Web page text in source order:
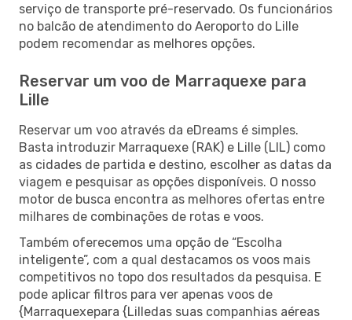
serviço de transporte pré-reservado. Os funcionários
no balcão de atendimento do Aeroporto do Lille
podem recomendar as melhores opções.
Reservar um voo de Marraquexe para
Lille
Reservar um voo através da eDreams é simples.
Basta introduzir Marraquexe (RAK) e Lille (LIL) como
as cidades de partida e destino, escolher as datas da
viagem e pesquisar as opções disponíveis. O nosso
motor de busca encontra as melhores ofertas entre
milhares de combinações de rotas e voos.
Também oferecemos uma opção de “Escolha
inteligente”, com a qual destacamos os voos mais
competitivos no topo dos resultados da pesquisa. E
pode aplicar filtros para ver apenas voos de
{Marraquexepara {Lilledas suas companhias aéreas